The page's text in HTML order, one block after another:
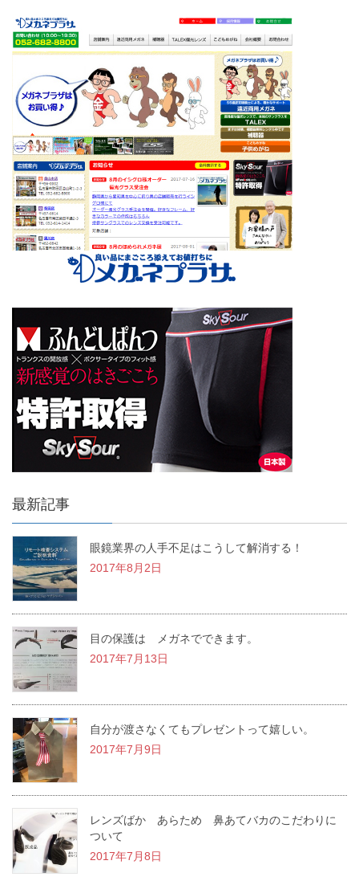
最新記事
眼鏡業界の人手不足はこうして解消する！
2017年8月2日
目の保護は メガネでできます。
2017年7月13日
自分が渡さなくてもプレゼントって嬉しい。
2017年7月9日
レンズばか あらため 鼻あてバカのこだわりに
ついて
2017年7月8日